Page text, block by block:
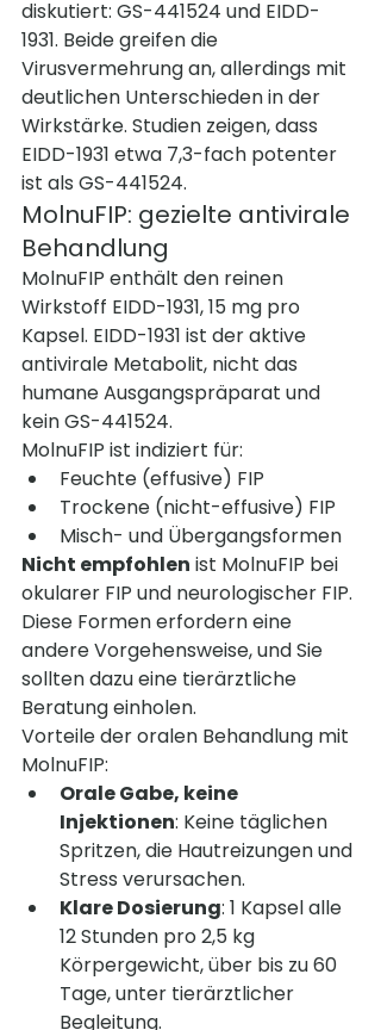
diskutiert: GS-441524 und EIDD-
1931. Beide greifen die
Virusvermehrung an, allerdings mit
deutlichen Unterschieden in der
Wirkstärke. Studien zeigen, dass
EIDD-1931 etwa 7,3-fach potenter
ist als GS-441524.
MolnuFIP: gezielte antivirale
Behandlung
MolnuFIP enthält den reinen
Wirkstoff EIDD-1931, 15 mg pro
Kapsel. EIDD-1931 ist der aktive
antivirale Metabolit, nicht das
humane Ausgangspräparat und
kein GS-441524.
MolnuFIP ist indiziert für:
Feuchte (effusive) FIP
Trockene (nicht-effusive) FIP
Misch- und Übergangsformen
Nicht empfohlen ist MolnuFIP bei
okularer FIP und neurologischer FIP.
Diese Formen erfordern eine
andere Vorgehensweise, und Sie
sollten dazu eine tierärztliche
Beratung einholen.
Vorteile der oralen Behandlung mit
MolnuFIP:
Orale Gabe, keine
Injektionen: Keine täglichen
Spritzen, die Hautreizungen und
Stress verursachen.
Klare Dosierung: 1 Kapsel alle
12 Stunden pro 2,5 kg
Körpergewicht, über bis zu 60
Tage, unter tierärztlicher
Begleitung.